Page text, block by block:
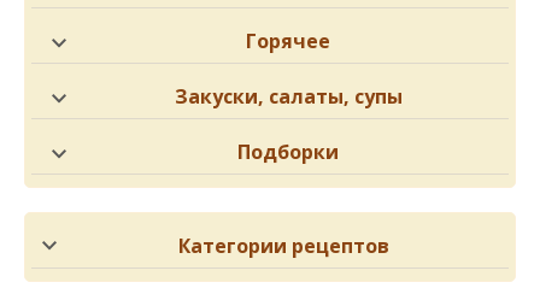
Горячее
Закуски, салаты, супы
Подборки
Категории рецептов